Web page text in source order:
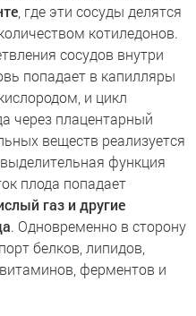
, где эти сосуды делятся
котиледонов.
сосудов внутри
попадает в капилляры
и цикл
через плацентарный
веществ реализуется
функция
плода попадает
газ и другие
. Одновременно в сторону
белков, липидов,
ферментов и